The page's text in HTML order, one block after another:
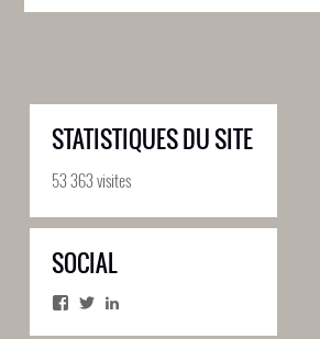
STATISTIQUES DU SITE
53 363 visites
SOCIAL
Facebook
Twitter